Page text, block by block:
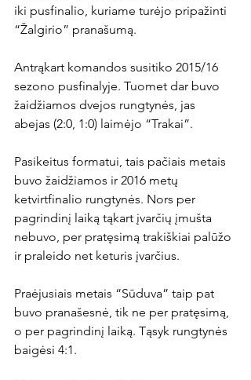
iki pusfinalio, kuriame turėjo pripažinti
“Žalgirio” pranašumą.
Antrąkart komandos susitiko 2015/16
sezono pusfinalyje. Tuomet dar buvo
žaidžiamos dvejos rungtynės, jas
abejas (2:0, 1:0) laimėjo “Trakai”.
Pasikeitus formatui, tais pačiais metais
buvo žaidžiamos ir 2016 metų
ketvirtfinalio rungtynės. Nors per
pagrindinį laiką tąkart įvarčių įmušta
nebuvo, per pratęsimą trakiškiai palūžo
ir praleido net keturis įvarčius.
Praėjusiais metais “Sūduva” taip pat
buvo pranašesnė, tik ne per pratęsimą,
o per pagrindinį laiką. Tąsyk rungtynės
baigėsi 4:1.